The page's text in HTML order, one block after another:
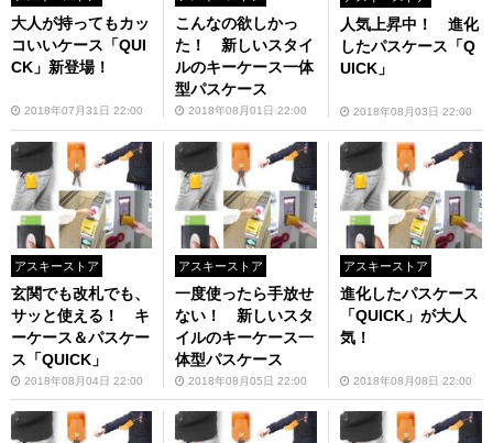
大人が持ってもカッ
コいいケース「QUI
CK」新登場！
2018年07月31日 22:00
こんなの欲しかっ
た！ 新しいスタイ
ルのキーケース一体
型パスケース
2018年08月01日 22:00
人気上昇中！ 進化
したパスケース「Q
UICK」
2018年08月03日 22:00
アスキーストア
玄関でも改札でも、
サッと使える！ キ
ーケース＆パスケー
ス「QUICK」
2018年08月04日 22:00
アスキーストア
一度使ったら手放せ
ない！ 新しいスタ
イルのキーケース一
体型パスケース
2018年08月05日 22:00
アスキーストア
進化したパスケース
「QUICK」が大人
気！
2018年08月08日 22:00